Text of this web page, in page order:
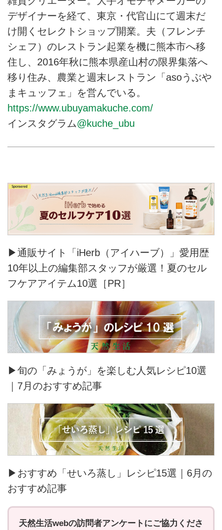
デザイナーを経て、東京・代官山にて週末だ
け開くセレクトショップ開業。夫（フレンチ
シェフ）のレストラン起業を機に熊本市へ移
住し、2016年秋に熊本県産山村の限界集落へ
移り住み、農業と週末レストラン「asoうぶや
まキュッフェ」を営んでいる。
https://www.ubuyamakuche.com/
インスタグラム@kuche_ubu
▶通販サイト「iHerb（アイハーブ）」愛用歴
10年以上の編集部スタッフが厳選！夏のセル
フケアアイテム10選［PR］
▶旬の「みょうが」を楽しむ人気レシピ10選
｜7月のおすすめ記事
▶おすすめ「せいろ蒸し」レシピ15選｜6月の
おすすめ記事